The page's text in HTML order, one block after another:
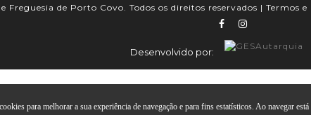
Freguesia de Porto Covo. Todos os direitos reservados | Termos e
Desenvolvido por:
para melhorar a sua experiência de navegação e para fins estatísticos. Ao navegar está